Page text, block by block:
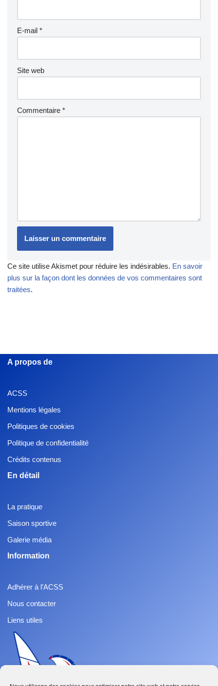
E-mail *
Site web
Commentaire *
Ce site utilise Akismet pour réduire les indésirables. En savoir
plus sur la façon dont les données de vos commentaires sont
traitées.
A propos de
ACSS
Mentions légales
Politiques de cookies
Politique de confidentialité
Crédits contenus
En détail
La pratique
Saison sportive
Galerie média
Information
Adhérer à l’ACSS
Nous contacter
Liens utiles